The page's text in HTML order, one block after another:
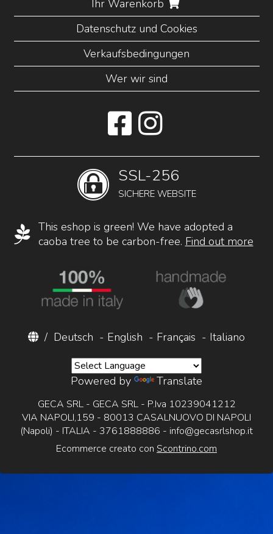
Ihr Warenkorb
Datenschutz und Cookies
Verkaufsbedingungen
Wer wir sind
SSL-256
SICHERE WEBSITE
This eshop is green! We have adopted a
caoba tree to be carbon-free. Find out more
/ Deutsch - English - Français - Italiano
Powered by Translate
GECA SRL - GECA SRL - P.Iva 10239041212
VIA NAPOLI,159 - 80013 CASALNUOVO DI NAPOLI
(Napoli) - ITALIA - 3761888886 - info@gecasrlshop.it
Ecommerce creato con Scontrino.com